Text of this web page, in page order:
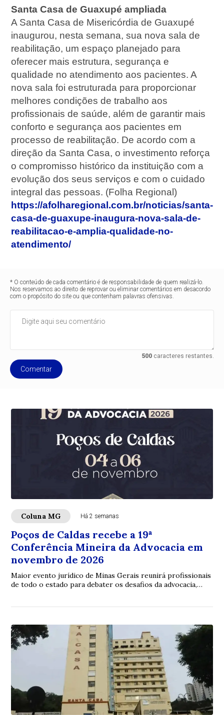
Santa Casa de Guaxupé ampliada
A Santa Casa de Misericórdia de Guaxupé
inaugurou, nesta semana, sua nova sala de
reabilitação, um espaço planejado para
oferecer mais estrutura, segurança e
qualidade no atendimento aos pacientes. A
nova sala foi estruturada para proporcionar
melhores condições de trabalho aos
profissionais de saúde, além de garantir mais
conforto e segurança aos pacientes em
processo de reabilitação. De acordo com a
direção da Santa Casa, o investimento reforça
o compromisso histórico da instituição com a
evolução dos seus serviços e com o cuidado
integral das pessoas. (Folha Regional)
https://afolharegional.com.br/noticias/santa-
casa-de-guaxupe-inaugura-nova-sala-de-
reabilitacao-e-amplia-qualidade-no-
atendimento/
* O conteúdo de cada comentário é de responsabilidade de quem realizá-lo.
Nos reservamos ao direito de reprovar ou eliminar comentários em desacordo
com o propósito do site ou que contenham palavras ofensivas.
500caracteres restantes.
Comentar
Coluna MG Há 2 semanas
Poços de Caldas recebe a 19ª
Conferência Mineira da Advocacia em
novembro de 2026
Maior evento jurídico de Minas Gerais reunirá profissionais
de todo o estado para debater os desafios da advocacia,